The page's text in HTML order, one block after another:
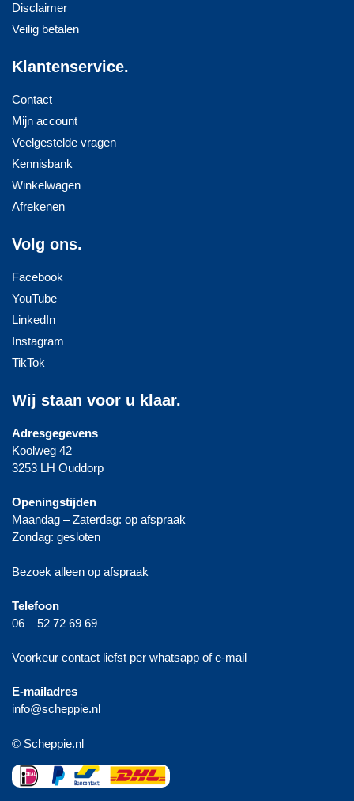
Disclaimer
Veilig betalen
Klantenservice.
Contact
Mijn account
Veelgestelde vragen
Kennisbank
Winkelwagen
Afrekenen
Volg ons.
Facebook
YouTube
LinkedIn
Instagram
TikTok
Wij staan voor u klaar.
Adresgegevens
Koolweg 42
3253 LH Ouddorp
Openingstijden
Maandag – Zaterdag: op afspraak
Zondag: gesloten
Bezoek alleen op afspraak
Telefoon
06 – 52 72 69 69
Voorkeur contact liefst per whatsapp of e-mail
E-mailadres
info@scheppie.nl
© Scheppie.nl